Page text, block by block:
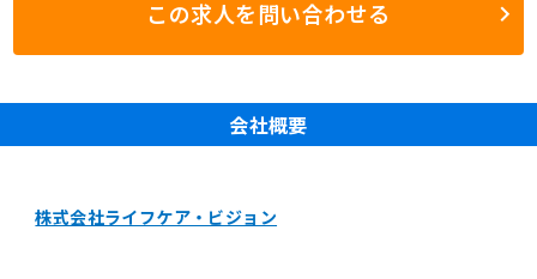
この求人を問い合わせる
会社概要
株式会社ライフケア・ビジョン